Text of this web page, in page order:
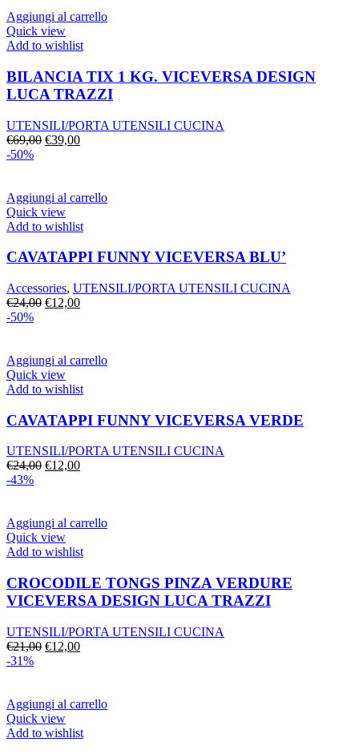
€24,00.€12,00.
Aggiungi al carrello
Quick view
Add to wishlist
BILANCIA TIX 1 KG. VICEVERSA DESIGN
LUCA TRAZZI
UTENSILI/PORTA UTENSILI CUCINA
€69,00 Il
€69,00.
€39,00Il
€39,00.
-50%
Aggiungi al carrello
Quick view
Add to wishlist
CAVATAPPI FUNNY VICEVERSA BLU’
Accessories, UTENSILI/PORTA UTENSILI CUCINA
€24,00 Il
€24,00.
€12,00Il
€12,00.
-50%
Aggiungi al carrello
Quick view
Add to wishlist
CAVATAPPI FUNNY VICEVERSA VERDE
UTENSILI/PORTA UTENSILI CUCINA
€24,00 Il
€24,00.
€12,00Il
€12,00.
-43%
Aggiungi al carrello
Quick view
Add to wishlist
CROCODILE TONGS PINZA VERDURE
VICEVERSA DESIGN LUCA TRAZZI
UTENSILI/PORTA UTENSILI CUCINA
€21,00 Il
€21,00.
€12,00Il
€12,00.
-31%
Aggiungi al carrello
Quick view
Add to wishlist